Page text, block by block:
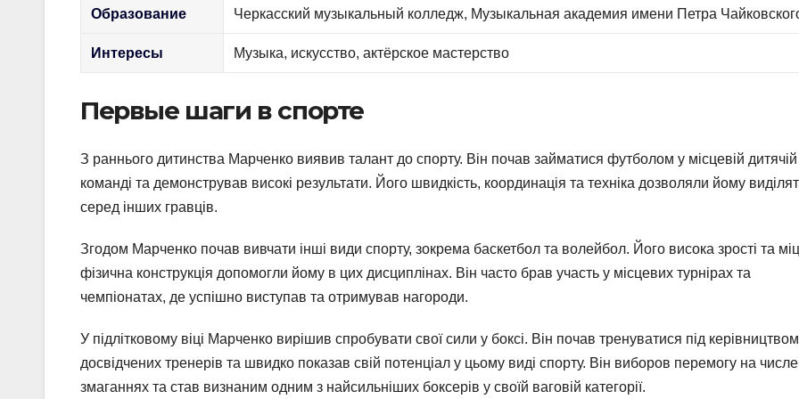
Образование Черкасский музыкальный колледж, Музыкальная академия имени Петра
Интересы Музыка, искусство, актёрское мастерство
Первые шаги в спорте
З раннього дитинства Марченко виявив талант до спорту. Він почав займатися футболом у місцевій дитячій
команді та демонстрував високі результати. Його швидкість, координація та техніка дозволяли йому
серед інших гравців.
Згодом Марченко почав вивчати інші види спорту, зокрема баскетбол та волейбол. Його висока зрості та
фізична конструкція допомогли йому в цих дисциплінах. Він часто брав участь у місцевих турнірах та
чемпіонатах, де успішно виступав та отримував нагороди.
У підлітковому віці Марченко вирішив спробувати свої сили у боксі. Він почав тренуватися під керівництвом
досвідчених тренерів та швидко показав свій потенціал у цьому виді спорту. Він виборов перемогу на
змаганнях та став визнаним одним з найсильніших боксерів у своїй ваговій категорії.